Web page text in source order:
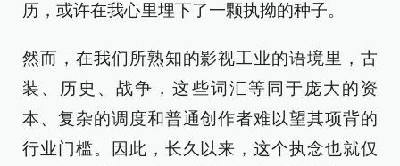
历，或许在我心里埋下了一颗执拗的种子。
然而，在我们所熟知的影视工业的语境里，古
装、历史、战争，这些词汇等同于庞大的资
本、复杂的调度和普通创作者难以望其项背的
行业门槛。因此，长久以来，这个执念也就仅